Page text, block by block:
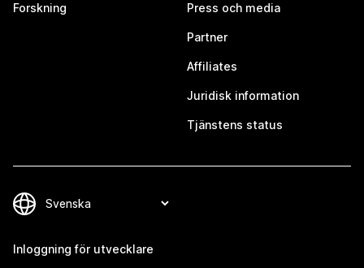
Forskning Press och media
Partner
Affiliates
Juridisk information
Tjänstens status
Inloggning för utvecklare